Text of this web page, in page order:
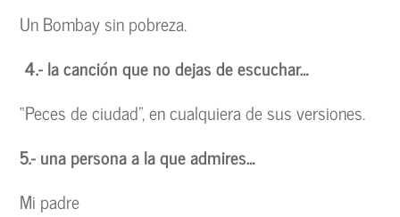
Un Bombay sin pobreza.
4.- la canción que no dejas de escuchar…
“Peces de ciudad”, en cualquiera de sus versiones.
5.- una persona a la que admires…
Mi padre